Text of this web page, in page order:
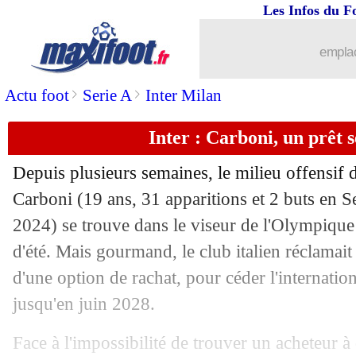
Actu foot> Serie A> Inter Milan
Les Infos du
Inter : Carboni, un prêt
Depuis plusieurs semaines, le milieu offensif
Carboni (19 ans, 31 apparitions et 2 buts en
2024) se trouve dans le viseur de
d'été. Mais gourmand, le club italien
d'une option de rachat, pour céder
jusqu'en juin 2028.
Face à l'impossibilité de trouver un acheteur
: Todibo a bien recalé West Ham
25/07 Barça: Flick, son message pour Fati
25/07 Lens: mauvaise nouvelle pour
25/07 Strasbourg: Rosenior nouveau
25/07 Juve : Huijsen va filer à Bournemouth
25/07 Barça : les finances, Laporta rassure
OM : Clauss passe sa visite médicale